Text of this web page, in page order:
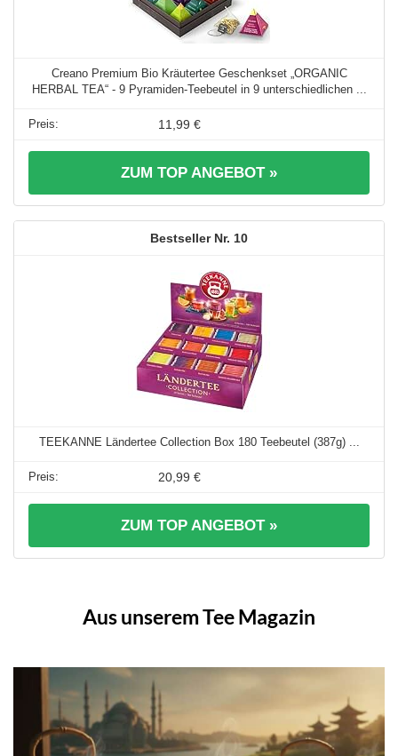
Creano Premium Bio Kräutertee Geschenkset „ORGANIC
HERBAL TEA“ - 9 Pyramiden-Teebeutel in 9 unterschiedlichen ...
11,99 €
ZUM TOP ANGEBOT »
10
TEEKANNE Ländertee Collection Box 180 Teebeutel (387g) ...
20,99 €
ZUM TOP ANGEBOT »
Aus unserem Tee Magazin